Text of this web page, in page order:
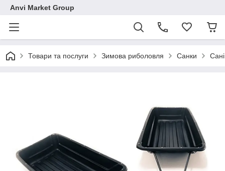
Anvi Market Group
Товари та послуги Зимова риболовля Санки